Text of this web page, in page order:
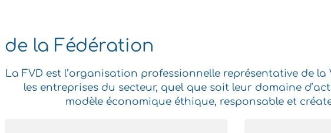
de la Fédération
La FVD est l’organisation professionnelle représentative de
les entreprises du secteur, quel que soit leur domaine
modèle économique éthique, responsable et